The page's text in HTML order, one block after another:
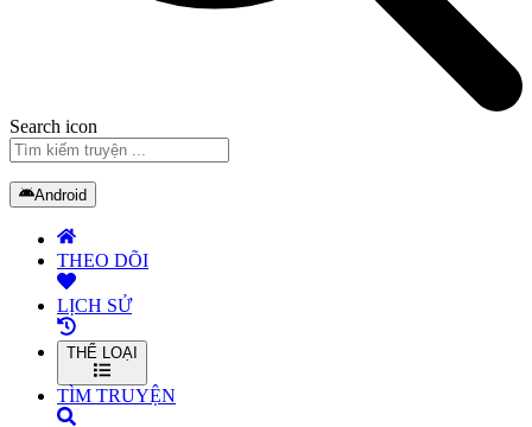
Search icon
Android
THEO DÕI
LỊCH SỬ
THỂ LOẠI
TÌM TRUYỆN